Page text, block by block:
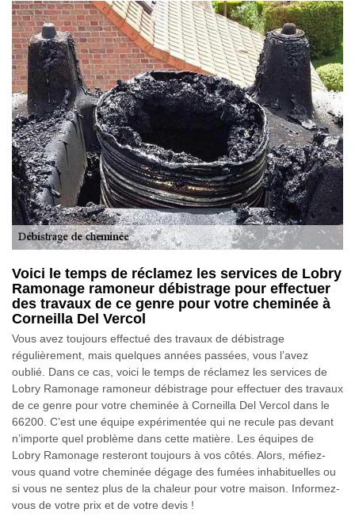
Voici le temps de réclamez les services de Lobry
Ramonage ramoneur débistrage pour effectuer
des travaux de ce genre pour votre cheminée à
Corneilla Del Vercol
Vous avez toujours effectué des travaux de débistrage
régulièrement, mais quelques années passées, vous l’avez
oublié. Dans ce cas, voici le temps de réclamez les services de
Lobry Ramonage ramoneur débistrage pour effectuer des travaux
de ce genre pour votre cheminée à Corneilla Del Vercol dans le
66200. C’est une équipe expérimentée qui ne recule pas devant
n’importe quel problème dans cette matière. Les équipes de
Lobry Ramonage resteront toujours à vos côtés. Alors, méfiez-
vous quand votre cheminée dégage des fumées inhabituelles ou
si vous ne sentez plus de la chaleur pour votre maison. Informez-
vous de votre prix et de votre devis !